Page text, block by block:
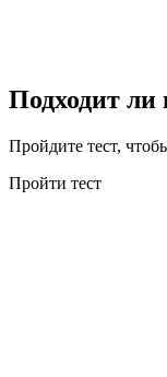
Подходит ли
Пройдите тест,
Пройти тест